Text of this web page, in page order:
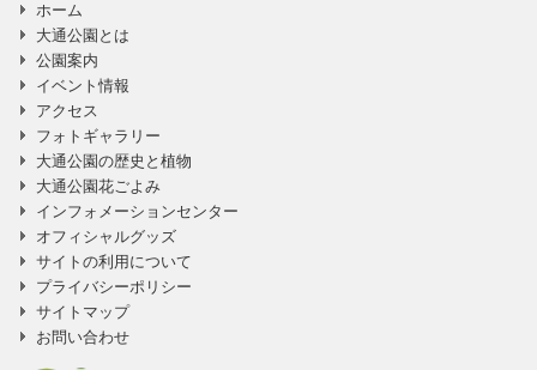
ホーム
大通公園とは
公園案内
イベント情報
アクセス
フォトギャラリー
大通公園の歴史と植物
大通公園花ごよみ
インフォメーションセンター
オフィシャルグッズ
サイトの利用について
プライバシーポリシー
サイトマップ
お問い合わせ